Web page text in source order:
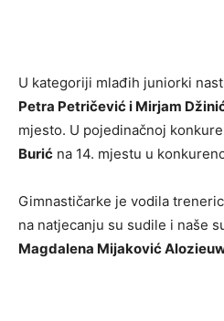
U kategoriji mlađih juniorki
Petra Petričević i Mirjam
mjesto. U pojedinačnoj
Burić na 14. mjestu u
Gimnastičarke je vodila
na natjecanju su sudile i naše
Magdalena Mijaković